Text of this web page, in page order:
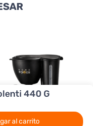
440 G
al carrito